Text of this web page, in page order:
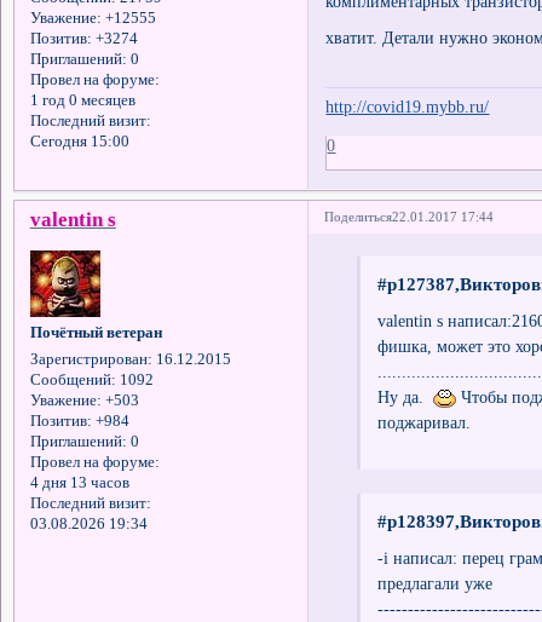
Уважение: +12555
Позитив: +3274
Приглашений: 0
Провел на форуме:
1 год 0 месяцев
Последний визит:
Сегодня 15:00
хватит. Детали нужно
http://covid19.mybb.ru/
0
Поделиться22.01.2017 17:44
valentin s
Почётный ветеран
Зарегистрирован: 16.12.2015
Сообщений: 1092
Уважение: +503
Позитив: +984
Приглашений: 0
Провел на форуме:
4 дня 13 часов
Последний визит:
03.08.2026 19:34
valentin s
фишка, может это
Ну да.
Чтобы
поджаривал.
-i написал: перец
предлагали уже